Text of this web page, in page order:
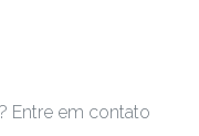
Entre em contato